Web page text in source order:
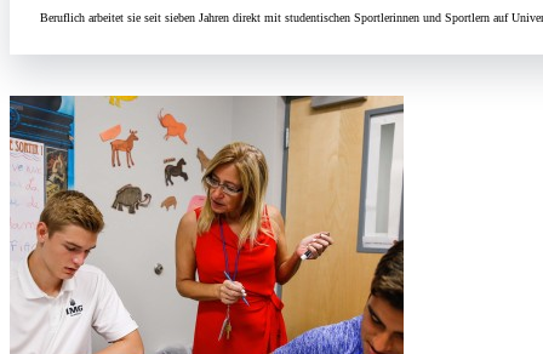
Beruflich arbeitet sie seit sieben Jahren direkt mit studentischen Sportlerinnen und Sportlern auf